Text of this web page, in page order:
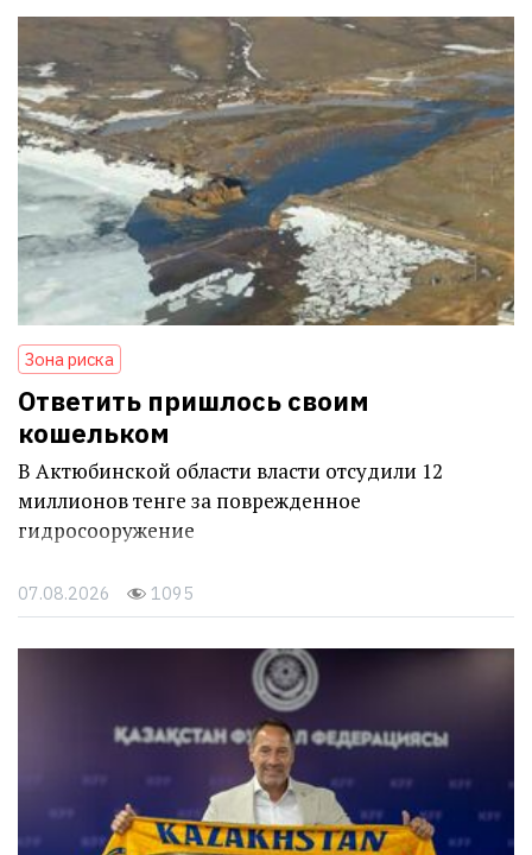
Зона риска
Ответить пришлось своим
кошельком
В Актюбинской области власти отсудили 12
миллионов тенге за поврежденное
гидросооружение
07.08.2026 1095